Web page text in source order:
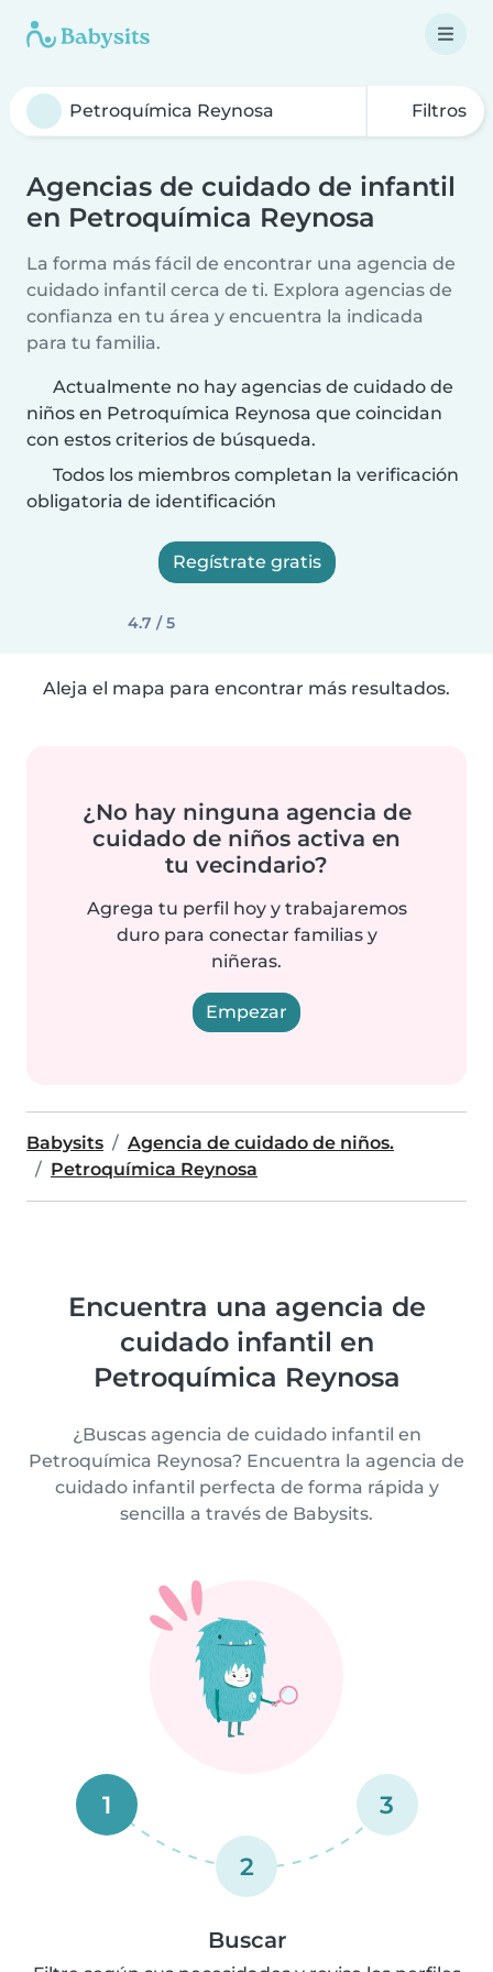
Filtros
Agencias de cuidado de infantil
en Petroquímica Reynosa
La forma más fácil de encontrar una agencia de
cuidado infantil cerca de ti. Explora agencias de
confianza en tu área y encuentra la indicada
para tu familia.
Actualmente no hay agencias de cuidado de
niños en Petroquímica Reynosa que coincidan
con estos criterios de búsqueda.
Todos los miembros completan la verificación
obligatoria de identificación
Regístrate gratis
4.7 / 5
Aleja el mapa para encontrar más resultados.
¿No hay ninguna agencia de
cuidado de niños activa en
tu vecindario?
Agrega tu perfil hoy y trabajaremos
duro para conectar familias y
niñeras.
Empezar
Babysits
Agencia de cuidado de niños.
Petroquímica Reynosa
Encuentra una agencia de
cuidado infantil en
Petroquímica Reynosa
¿Buscas agencia de cuidado infantil en
Petroquímica Reynosa? Encuentra la agencia de
cuidado infantil perfecta de forma rápida y
sencilla a través de Babysits.
1
2
3
Buscar